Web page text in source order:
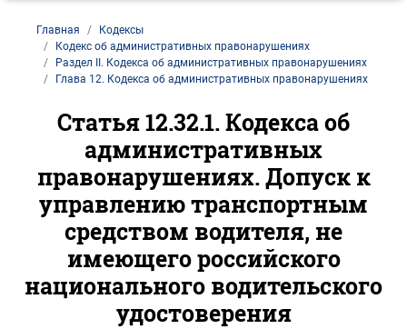
Главная
Кодексы
Кодекс об административных правонарушениях
Раздел II. Кодекса об административных правонарушениях
Глава 12. Кодекса об административных правонарушениях
Статья 12.32.1. Кодекса об
административных
правонарушениях. Допуск к
управлению транспортным
средством водителя, не
имеющего российского
национального водительского
удостоверения